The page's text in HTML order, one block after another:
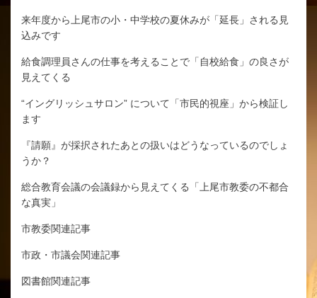
来年度から上尾市の小・中学校の夏休みが「延長」される見
込みです
給食調理員さんの仕事を考えることで「自校給食」の良さが
見えてくる
“イングリッシュサロン” について「市民的視座」から検証し
ます
『請願』が採択されたあとの扱いはどうなっているのでしょ
うか？
総合教育会議の会議録から見えてくる「上尾市教委の不都合
な真実」
市教委関連記事
市政・市議会関連記事
図書館関連記事